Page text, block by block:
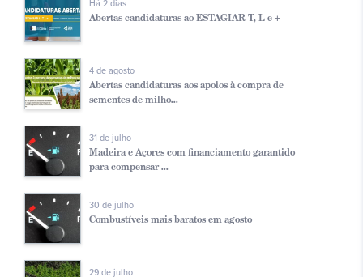
Há 2 dias
Abertas candidaturas ao ESTAGIAR T, L e +
4 de agosto
Abertas candidaturas aos apoios à compra de
sementes de milho...
31 de julho
Madeira e Açores com financiamento garantido
para compensar ...
30 de julho
Combustíveis mais baratos em agosto
29 de julho